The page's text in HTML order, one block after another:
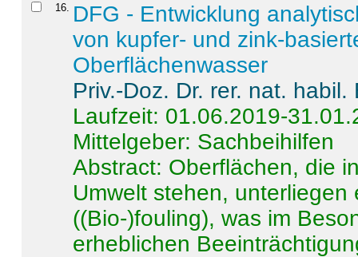
16
DFG - Entwicklung
von kupfer- und zink-
Oberflächenwasser
Priv.-Doz. Dr. rer. nat.
Laufzeit: 01.06.2019-
Mittelgeber: Sachbeihilfen
Abstract: Oberflächen, die
Umwelt stehen,
((Bio-)fouling), was im
erheblichen